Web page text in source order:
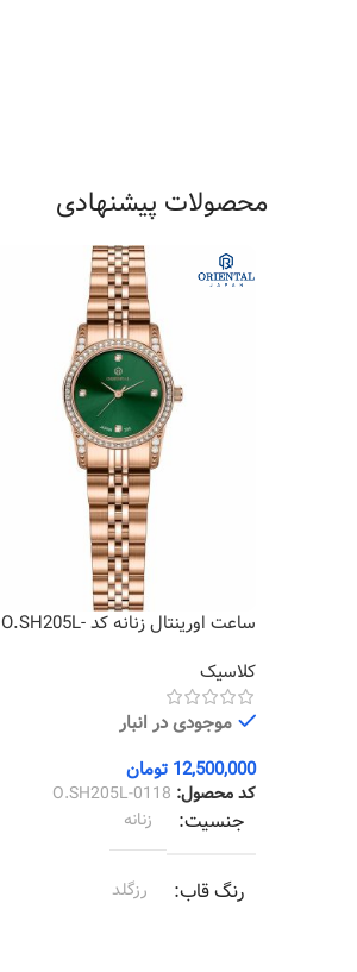
محصولات پیشنهادی
ساعت اورینتال زنانه کد O.SH205L-
کلاسیک
موجودی در انبار
12,500,000 تومان
کد محصول: O.SH205L-0118
جنسیت زنانه
رنگ قاب رزگلد